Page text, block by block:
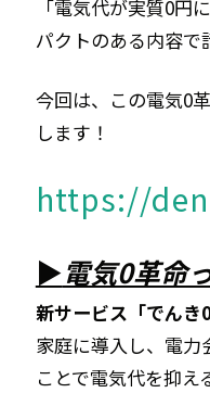
「電気代が実質0円
パクトのある内容で
今回は、この電気0
します！
https://
▶電気0革命
新サービス「でんき0
家庭に導入し、電力
ことで電気代を抑え